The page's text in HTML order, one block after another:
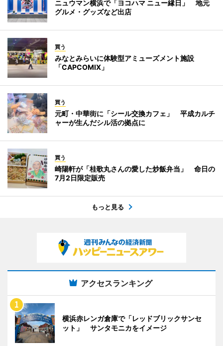
ニュウマン横浜で「ヨコハマ ニュー縁日」 地元
グルメ・グッズなど出店
買う
みなとみらいに体験型アミューズメント施設
「CAPCOMIX」
買う
元町・中華街に「シール交換カフェ」 平成カルチ
ャーが生んだシル活の拠点に
買う
崎陽軒が「桂歌丸さんの愛した炒飯弁当」 命日の
7月2日限定販売
もっと見る
アクセスランキング
横浜赤レンガ倉庫で「レッドブリックサンセ
ット」 サンタモニカをイメージ